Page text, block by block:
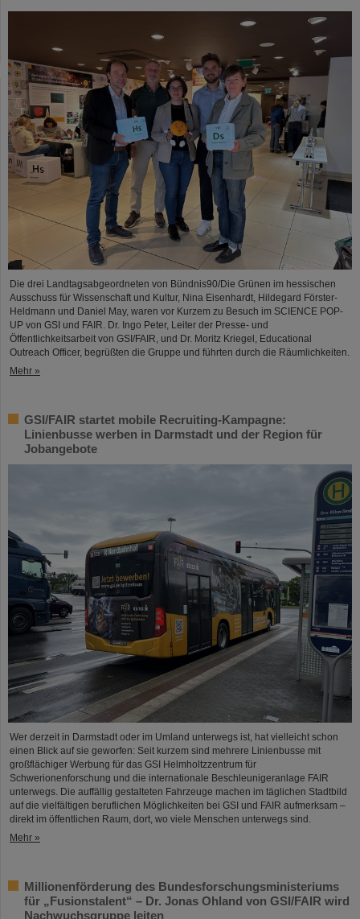
Die drei Landtagsabgeordneten von Bündnis90/Die Grünen im hessischen
Ausschuss für Wissenschaft und Kultur, Nina Eisenhardt, Hildegard Förster-
Heldmann und Daniel May, waren vor Kurzem zu Besuch im SCIENCE POP-
UP von GSI und FAIR. Dr. Ingo Peter, Leiter der Presse- und
Öffentlichkeitsarbeit von GSI/FAIR, und Dr. Moritz Kriegel, Educational
Outreach Officer, begrüßten die Gruppe und führten durch die Räumlichkeiten.
Mehr »
GSI/FAIR startet mobile Recruiting-Kampagne:
Linienbusse werben in Darmstadt und der Region für
Jobangebote
Wer derzeit in Darmstadt oder im Umland unterwegs ist, hat vielleicht schon
einen Blick auf sie geworfen: Seit kurzem sind mehrere Linienbusse mit
großflächiger Werbung für das GSI Helmholtzzentrum für
Schwerionenforschung und die internationale Beschleunigeranlage FAIR
unterwegs. Die auffällig gestalteten Fahrzeuge machen im täglichen Stadtbild
auf die vielfältigen beruflichen Möglichkeiten bei GSI und FAIR aufmerksam –
direkt im öffentlichen Raum, dort, wo viele Menschen unterwegs sind.
Mehr »
Millionenförderung des Bundesforschungsministeriums
für „Fusionstalent“ – Dr. Jonas Ohland von GSI/FAIR wird
Nachwuchsgruppe leiten